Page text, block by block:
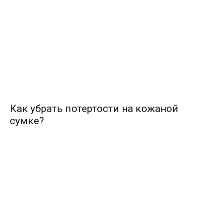
Как убрать потертости на кожаной
сумке?